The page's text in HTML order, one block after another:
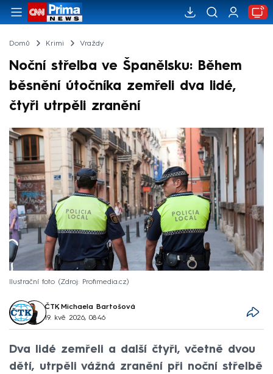
Domů Krimi Vraždy
Noční střelba ve Španělsku: Během
běsnění útočníka zemřeli dva lidé,
čtyři utrpěli zranění
Ilustrační foto Zdroj: Profimedia.cz
ČTK, Michaela Bartošová
19. kvě 2026, 08:46
Dva lidé zemřeli a další čtyři, včetně dvou
dětí, utrpěli vážná zranění při noční střelbě